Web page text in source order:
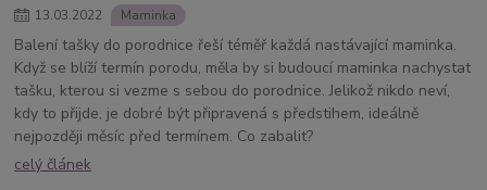
13.03.2022 Maminka
Balení tašky do porodnice řeší téměř každá nastávající maminka.
Když se blíží termín porodu, měla by si budoucí maminka nachystat
tašku, kterou si vezme s sebou do porodnice. Jelikož nikdo neví,
kdy to přijde, je dobré být připravená s předstihem, ideálně
nejpozději měsíc před termínem. Co zabalit?
celý článek